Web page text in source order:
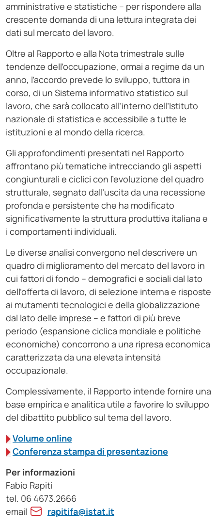
amministrative e statistiche – per rispondere alla
crescente domanda di una lettura integrata dei
dati sul mercato del lavoro.
Oltre al Rapporto e alla Nota trimestrale sulle
tendenze dell’occupazione, ormai a regime da un
anno, l’accordo prevede lo sviluppo, tuttora in
corso, di un Sistema informativo statistico sul
lavoro, che sarà collocato all’interno dell’Istituto
nazionale di statistica e accessibile a tutte le
istituzioni e al mondo della ricerca.
Gli approfondimenti presentati nel Rapporto
affrontano più tematiche intrecciando gli aspetti
congiunturali e ciclici con l’evoluzione del quadro
strutturale, segnato dall’uscita da una recessione
profonda e persistente che ha modificato
significativamente la struttura produttiva italiana e
i comportamenti individuali.
Le diverse analisi convergono nel descrivere un
quadro di miglioramento del mercato del lavoro in
cui fattori di fondo – demografici e sociali dal lato
dell’offerta di lavoro, di selezione interna e risposte
ai mutamenti tecnologici e della globalizzazione
dal lato delle imprese – e fattori di più breve
periodo (espansione ciclica mondiale e politiche
economiche) concorrono a una ripresa economica
caratterizzata da una elevata intensità
occupazionale.
Complessivamente, il Rapporto intende fornire una
base empirica e analitica utile a favorire lo sviluppo
del dibattito pubblico sul tema del lavoro.
Volume online
Conferenza stampa di presentazione
Per informazioni
Fabio Rapiti
tel. 06 4673.2666
email
rapitifa@istat.it